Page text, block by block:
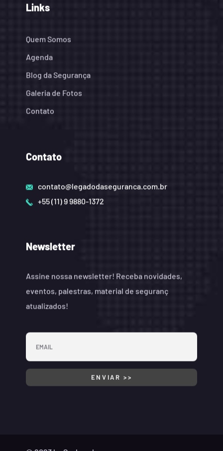
Links
Quem Somos
Agenda
Blog da Segurança
Galeria de Fotos
Contato
Contato
contato@legadodaseguranca.com.br
+55 (11) 9 9880-1372
Newsletter
Assine nossa newsletter! Receba novidades,
eventos, palestras, material de seguranç
atualizados!